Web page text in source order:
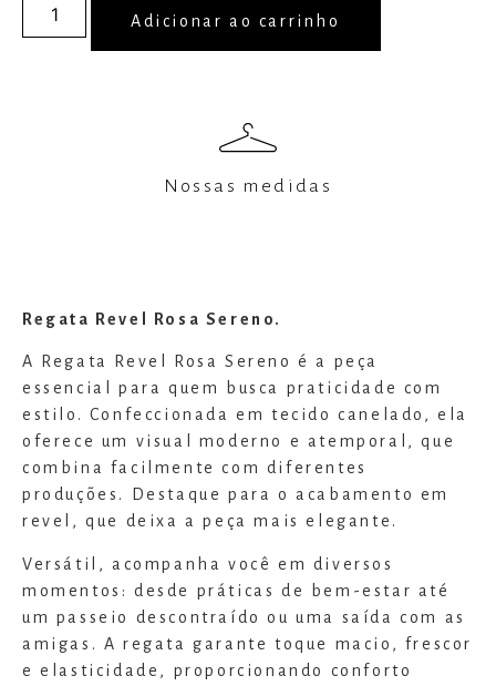
Adicionar ao carrinho
Nossas medidas
Regata Revel Rosa Sereno.
A Regata Revel Rosa Sereno é a peça
essencial para quem busca praticidade com
estilo. Confeccionada em tecido canelado, ela
oferece um visual moderno e atemporal, que
combina facilmente com diferentes
produções. Destaque para o acabamento em
revel, que deixa a peça mais elegante.
Versátil, acompanha você em diversos
momentos: desde práticas de bem-estar até
um passeio descontraído ou uma saída com as
amigas. A regata garante toque macio, frescor
e elasticidade, proporcionando conforto